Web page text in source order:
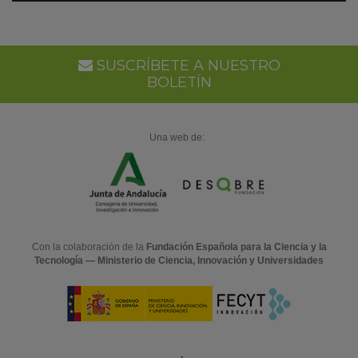
SUSCRÍBETE A NUESTRO
BOLETÍN
Una web de:
Con la colaboración de la Fundación Española para la Ciencia y la
Tecnología — Ministerio de Ciencia, Innovación y Universidades